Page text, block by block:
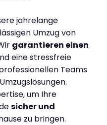
jahrelange
Umzug von
garantieren einen
eine stressfreie
Teams
um Ihre
sicher und
zu bringen.